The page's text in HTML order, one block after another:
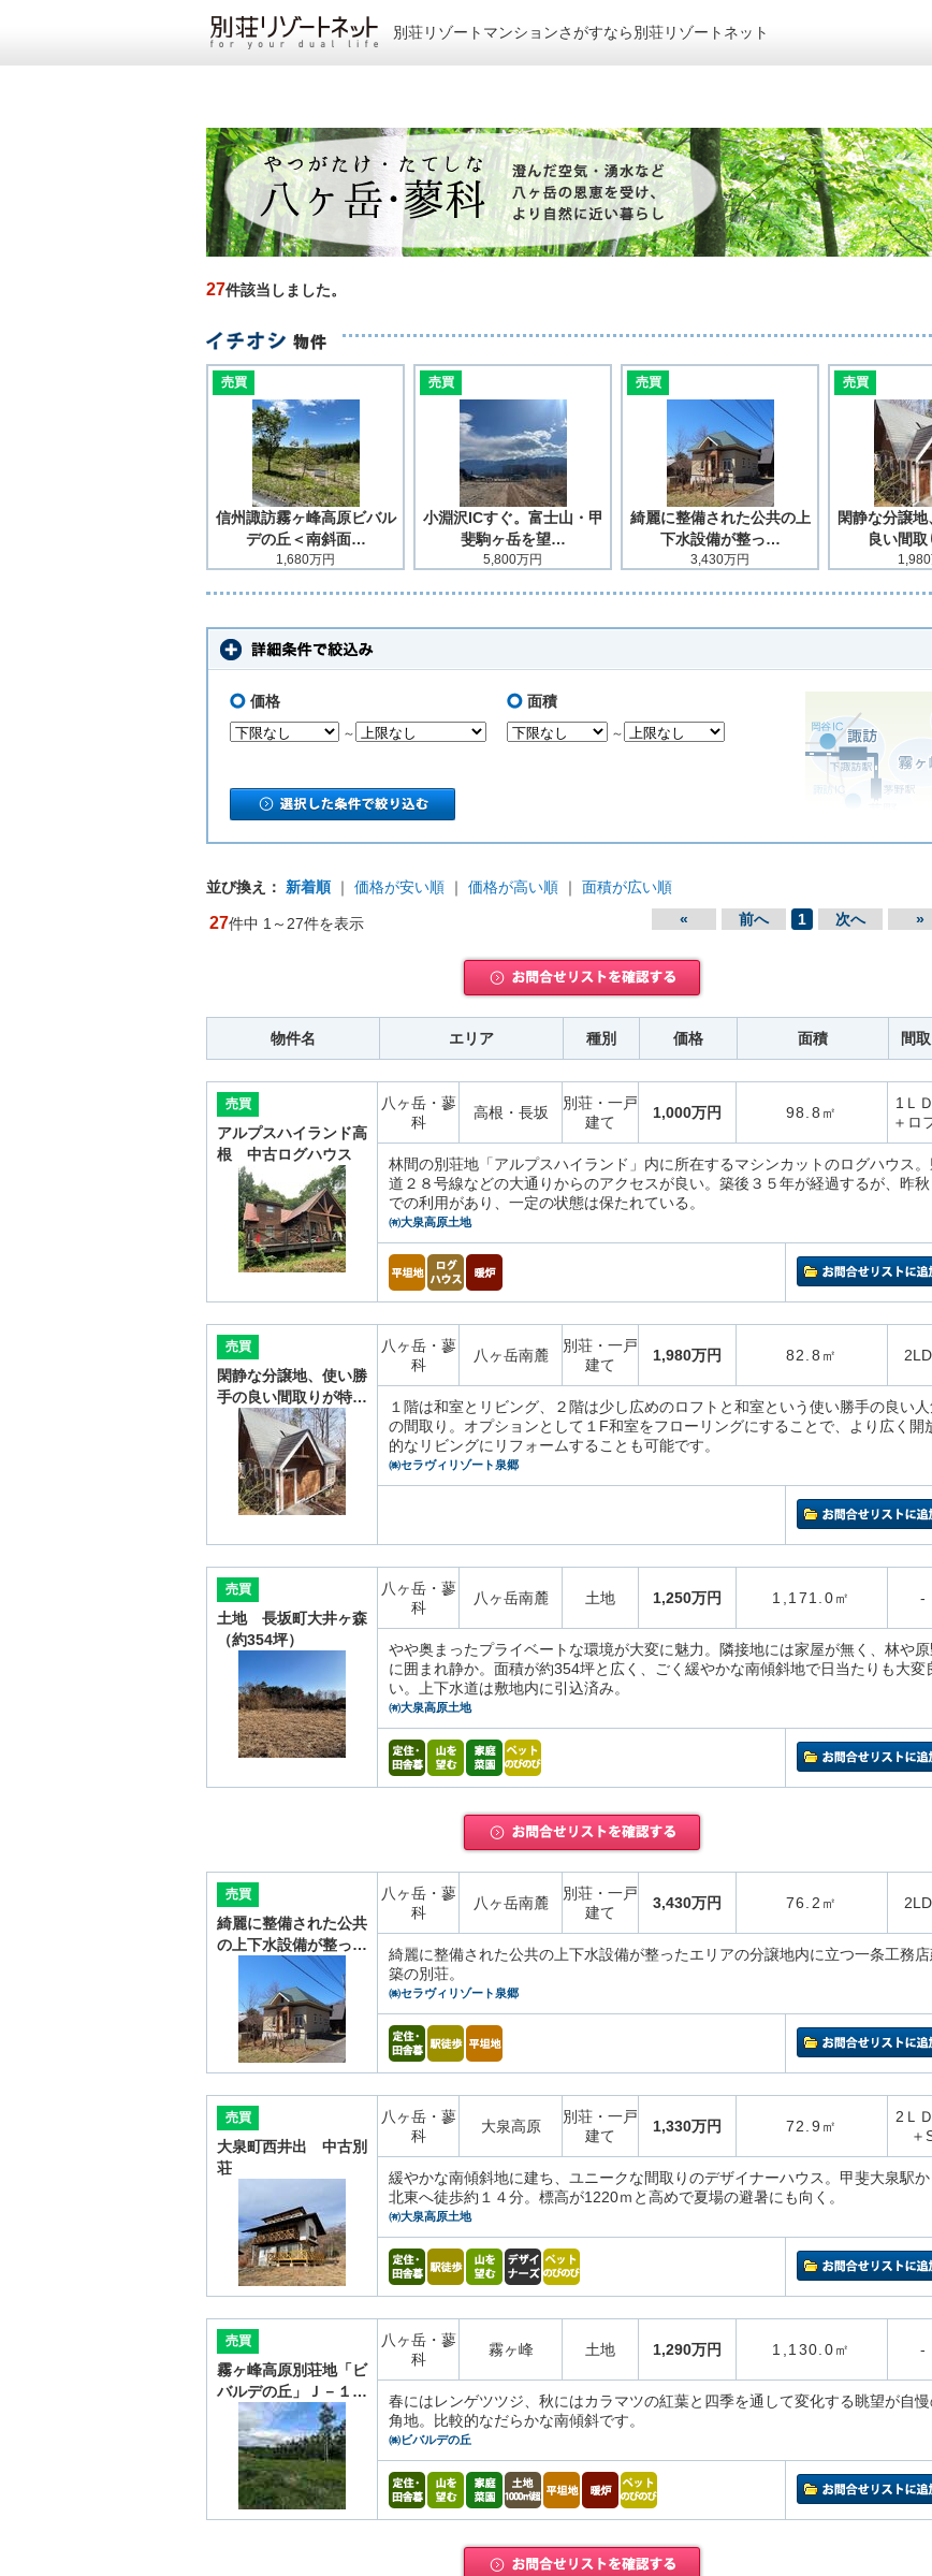
別荘リゾートマンションさがすなら別荘リゾートネット
27件該当しました。
売買
信州諏訪霧ヶ峰高原ビバル
デの丘＜南斜面…
1,680万円
売買
小淵沢ICすぐ。富士山・甲
斐駒ヶ岳を望…
5,800万円
売買
綺麗に整備された公共の上
下水設備が整っ…
3,430万円
売買
閑静な分譲
良い間
価格
～
面積
～
並び換え： 新着順 ｜ 価格が安い順 ｜ 価格が高い順 ｜ 面積が広い順
27件中 1～27件を表示 « 前へ 1 次へ »
物件名 エリア 種別 価格 面積 間
売買
アルプスハイランド高
根 中古ログハウス
八ヶ岳・蓼
科
高根・長坂
別荘・一戸
建て
1,000万円 98.8㎡
1Ｌ
＋ロ
林間の別荘地「アルプスハイランド」内に所在するマシンカットのログハウス。
道２８号線などの大通りからのアクセスが良い。築後３５年が経過するが、昨秋
での利用があり、一定の状態は保たれている。
㈲大泉高原土地
売買
閑静な分譲地、使い勝
手の良い間取りが特…
八ヶ岳・蓼
科
八ヶ岳南麓
別荘・一戸
建て
1,980万円 82.8㎡
１階は和室とリビング、２階は少し広めのロフトと和室という使い勝手の良い
の間取り。オプションとして１F和室をフローリングにすることで、より広く開
的なリビングにリフォームすることも可能です。
㈱セラヴィリゾート泉郷
売買
土地 長坂町大井ヶ森
（約354坪）
八ヶ岳・蓼
科
八ヶ岳南麓 土地 1,250万円 1,171.0㎡ -
やや奥まったプライベートな環境が大変に魅力。隣接地には家屋が無く、林や
に囲まれ静か。面積が約354坪と広く、ごく緩やかな南傾斜地で日当たりも大変
い。上下水道は敷地内に引込済み。
㈲大泉高原土地
売買
綺麗に整備された公共
の上下水設備が整っ…
八ヶ岳・蓼
科
八ヶ岳南麓
別荘・一戸
建て
3,430万円 76.2㎡
綺麗に整備された公共の上下水設備が整ったエリアの分譲地内に立つ一条工務店
築の別荘。
㈱セラヴィリゾート泉郷
売買
大泉町西井出 中古別
荘
八ヶ岳・蓼
科
大泉高原
別荘・一戸
建て
1,330万円 72.9㎡
2Ｌ
＋
緩やかな南傾斜地に建ち、ユニークな間取りのデザイナーハウス。甲斐大泉駅か
北東へ徒歩約１４分。標高が1220ｍと高めで夏場の避暑にも向く。
㈲大泉高原土地
売買
霧ヶ峰高原別荘地「ビ
バルデの丘」Ｊ－１…
八ヶ岳・蓼
科
霧ヶ峰 土地 1,290万円 1,130.0㎡ -
春にはレンゲツツジ、秋にはカラマツの紅葉と四季を通して変化する眺望が自
角地。比較的なだらかな南傾斜です。
㈱ビバルデの丘